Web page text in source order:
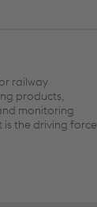
railway
products,
monitoring
the driving force